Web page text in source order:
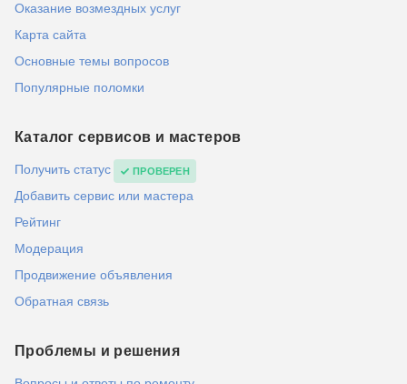
Оказание возмездных услуг
Карта сайта
Основные темы вопросов
Популярные поломки
Каталог сервисов и мастеров
Получить статус ПРОВЕРЕН
Добавить сервис или мастера
Рейтинг
Модерация
Продвижение объявления
Обратная связь
Проблемы и решения